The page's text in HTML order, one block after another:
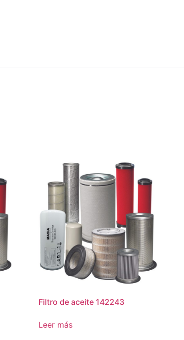
Filtro de aceite 142243
Leer más